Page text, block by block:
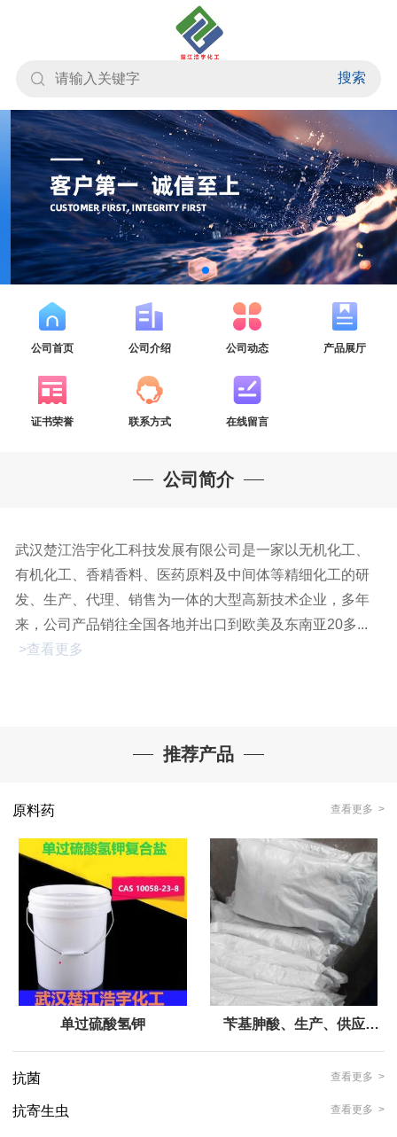
搜索
公司首页 公司介绍 公司动态 产品展厅
证书荣誉 联系方式 在线留言
公司简介
武汉楚江浩宇化工科技发展有限公司是一家以无机化工、
有机化工、香精香料、医药原料及中间体等精细化工的研
发、生产、代理、销售为一体的大型高新技术企业，多年
来，公司产品销往全国各地并出口到欧美及东南亚20多...
>查看更多
推荐产品
原料药 查看更多 >
单过硫酸氢钾 苄基胂酸、生产、供应
抗菌
查看更多 >
抗寄生虫 查看更多 >